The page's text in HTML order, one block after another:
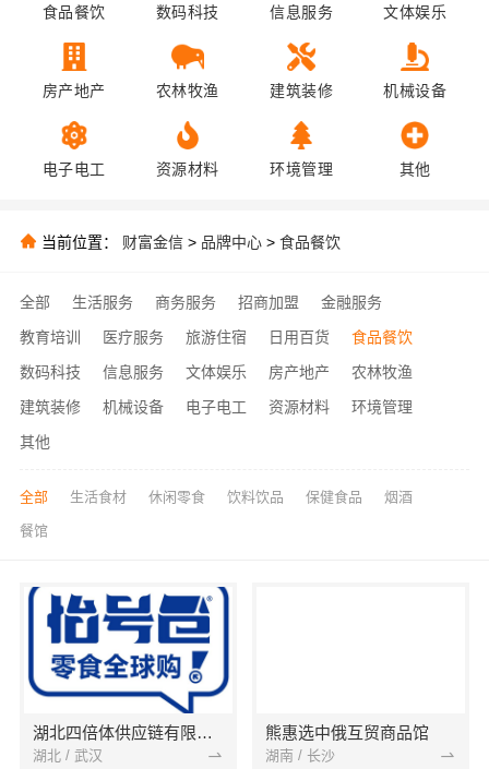
食品餐饮 数码科技 信息服务 文体娱乐
房产地产 农林牧渔 建筑装修 机械设备
电子电工 资源材料 环境管理 其他
当前位置： 财富金信 > 品牌中心 > 食品餐饮
全部 生活服务 商务服务 招商加盟
金融服务
教育培训
医疗服务 旅游住宿 日用百货
食品餐饮
数码科技
信息服务 文体娱乐 房产地产
农林牧渔
建筑装修
机械设备 电子电工 资源材料
环境管理
其他
全部 生活食材 休闲零食 饮料饮品 保健食品 烟酒
餐馆
湖北四倍体供应链有限公司
湖北 / 武汉
熊惠选中俄互贸商品馆
湖南 / 长沙